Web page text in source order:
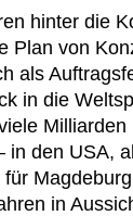
hinter die
Plan von
als
in die
in den USA,
in